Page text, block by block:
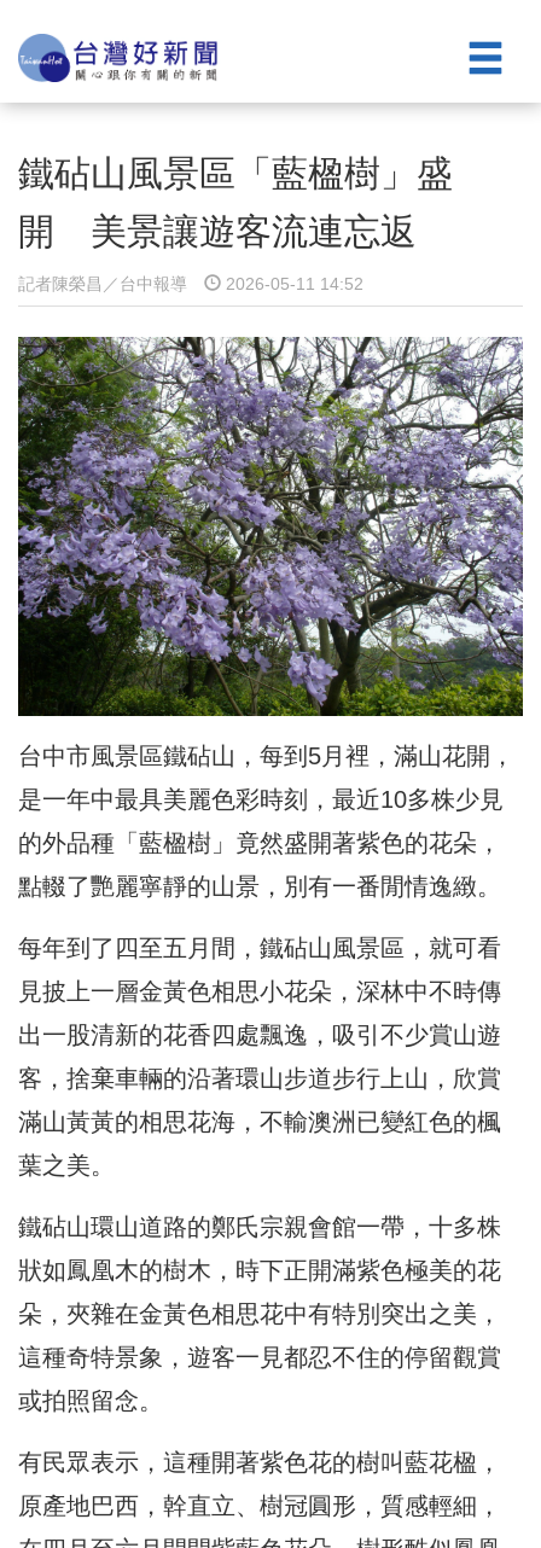
鐵砧山風景區「藍楹樹」盛
開 美景讓遊客流連忘返
記者陳榮昌／台中報導 2026-05-11 14:52
台中市風景區鐵砧山，每到5月裡，滿山花開，
是一年中最具美麗色彩時刻，最近10多株少見
的外品種「藍楹樹」竟然盛開著紫色的花朵，
點輟了艷麗寧靜的山景，別有一番閒情逸緻。
每年到了四至五月間，鐵砧山風景區，就可看
見披上一層金黃色相思小花朵，深林中不時傳
出一股清新的花香四處飄逸，吸引不少賞山遊
客，捨棄車輛的沿著環山步道步行上山，欣賞
滿山黃黃的相思花海，不輸澳洲已變紅色的楓
葉之美。
鐵砧山環山道路的鄭氏宗親會館一帶，十多株
狀如鳳凰木的樹木，時下正開滿紫色極美的花
朵，夾雜在金黃色相思花中有特別突出之美，
這種奇特景象，遊客一見都忍不住的停留觀賞
或拍照留念。
有民眾表示，這種開著紫色花的樹叫藍花楹，
原產地巴西，幹直立、樹冠圓形，質感輕細，